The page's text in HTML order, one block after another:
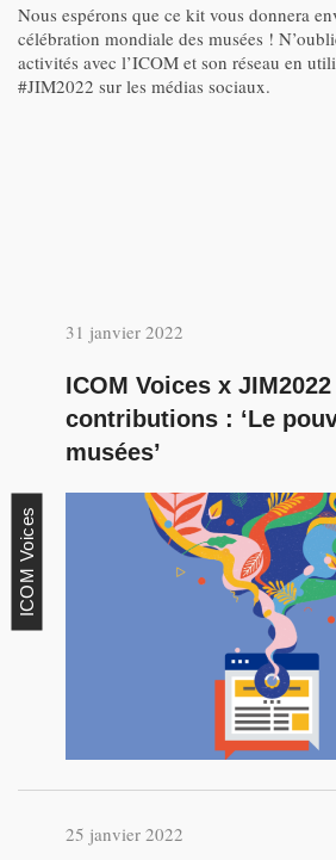
Nous espérons que ce kit vous donnera
célébration mondiale des musées !
activités avec l’ICOM et son réseau en
#JIM2022 sur les médias sociaux.
31 janvier 2022
ICOM Voices x
contributions : ‘Le
musées’
ICOM Voices
25 janvier 2022